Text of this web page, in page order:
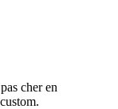
cher en